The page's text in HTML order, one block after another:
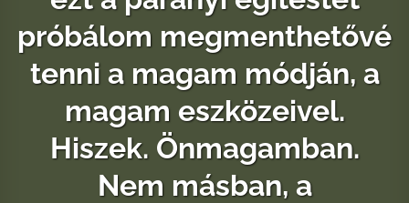
próbálom megmenthetővé
tenni a magam módján, a
magam eszközeivel.
Hiszek. Önmagamban.
Nem másban, a